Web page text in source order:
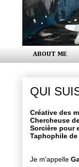
ABOUT ME
QUI
Créative des
Chercheuse
Sorcière pour
Taphophile
Je m'appelle